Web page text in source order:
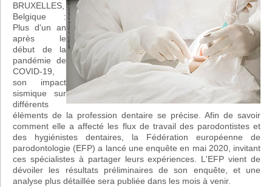
BRUXELLES,
Belgique :
Plus d'un an
après le
début de la
pandémie de
COVID-19,
son impact
sismique sur
différents
éléments de la profession dentaire se précise. Afin de savoir
comment elle a affecté les flux de travail des parodontistes et
des hygiénistes dentaires, la Fédération européenne de
parodontologie (EFP) a lancé une enquête en mai 2020, invitant
ces spécialistes à partager leurs expériences. L'EFP vient de
dévoiler les résultats préliminaires de son enquête, et une
analyse plus détaillée sera publiée dans les mois à venir.